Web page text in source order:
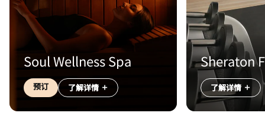
Soul Wellness Spa
预订 了解详情
Sheraton
了解详情